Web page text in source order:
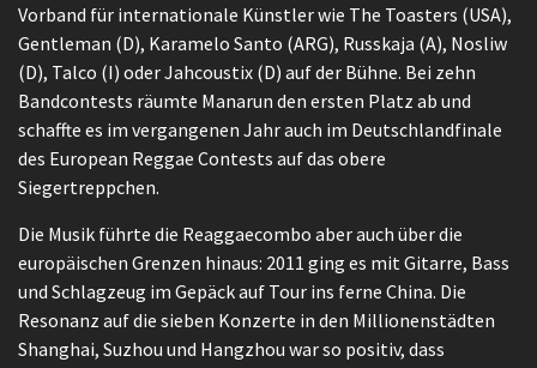
Vorband für internationale Künstler wie The Toasters (USA),
Gentleman (D), Karamelo Santo (ARG), Russkaja (A), Nosliw
(D), Talco (I) oder Jahcoustix (D) auf der Bühne. Bei zehn
Bandcontests räumte Manarun den ersten Platz ab und
schaffte es im vergangenen Jahr auch im Deutschlandfinale
des European Reggae Contests auf das obere
Siegertreppchen.
Die Musik führte die Reaggaecombo aber auch über die
europäischen Grenzen hinaus: 2011 ging es mit Gitarre, Bass
und Schlagzeug im Gepäck auf Tour ins ferne China. Die
Resonanz auf die sieben Konzerte in den Millionenstädten
Shanghai, Suzhou und Hangzhou war so positiv, dass